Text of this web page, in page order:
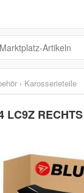
› Karosserieteile
LC9Z